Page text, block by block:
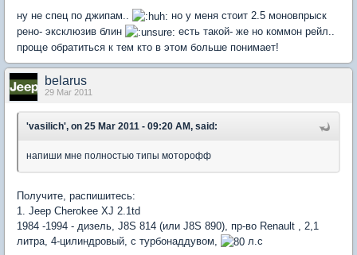
ну не спец по джипам..
но у меня стоит 2.5 моновпрыск
рено- эксклюзив блин
есть такой- же но коммон рейл..
проще обратиться к тем кто в этом больше понимает!
belarus
29 Mar 2011
'vasilich', on 25 Mar 2011 - 09:20 AM, said:
напиши мне полностью типы моторофф
Получите, распишитесь:
1. Jeep Cherokee XJ 2.1td
1984 -1994 - дизель, J8S 814 (или J8S 890), пр-во Renault , 2,1
литра, 4-цилиндровый, с турбонаддувом,
л.с